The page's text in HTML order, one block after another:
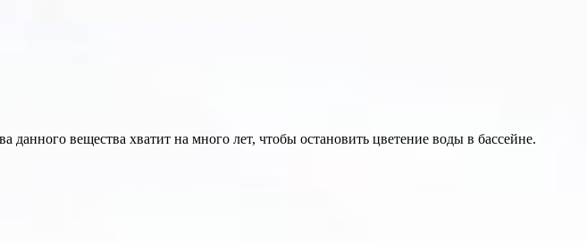
вещества хватит на много лет, чтобы остановить цветение воды в бассейне.